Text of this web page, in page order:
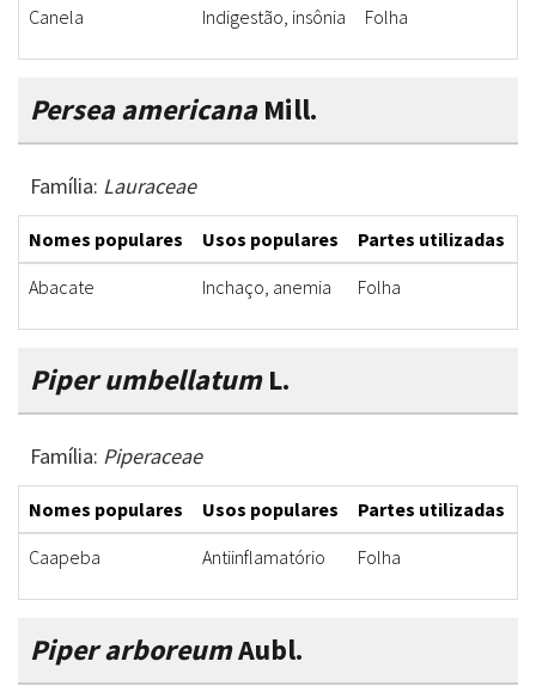
Canela
Indigestão, insônia Folha
Persea americanaMill.
Família: Lauraceae
Nomes populares Usos populares Partes utilizadas
Abacate
Inchaço, anemia Folha
Piper umbellatumL.
Família: Piperaceae
Nomes populares Usos populares Partes utilizadas
Caapeba
Antiinflamatório Folha
Piper arboreumAubl.